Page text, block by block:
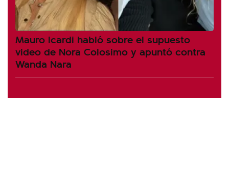
Mauro Icardi habló sobre el supuesto
video de Nora Colosimo y apuntó contra
Wanda Nara